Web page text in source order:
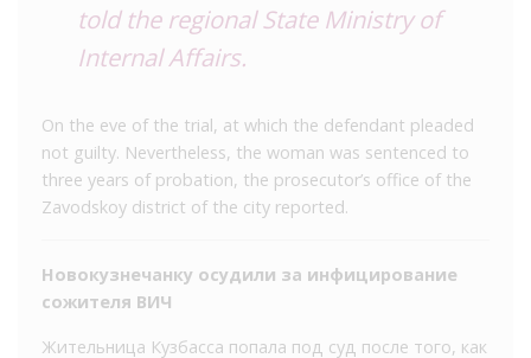
told the regional State Ministry of
Internal Affairs.
On the eve of the trial, at which the defendant pleaded
not guilty. Nevertheless, the woman was sentenced to
three years of probation, the prosecutor’s office of the
Zavodskoy district of the city reported.
Новокузнечанку осудили за инфицирование
сожителя ВИЧ
Жительница Кузбасса попала под суд после того, как